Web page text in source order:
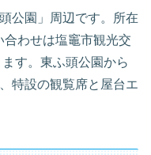
公園」周辺です。所在
わせは塩竈市観光交
す。東ふ頭公園から
特設の観覧席と屋台エ